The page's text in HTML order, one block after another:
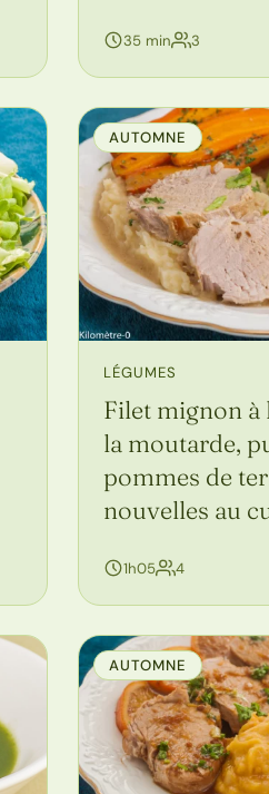
35 min 3personnes
AUTOMNE
LÉGUMES
Filet mignon à
la moutarde,
pommes de
nouvelles au
1h05 4personnes
AUTOMNE